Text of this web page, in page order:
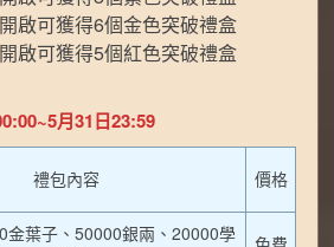
啟可獲得6個金色突破禮盒
啟可獲得5個紅色突破禮盒
月31日23:59
禮包內容 價格
金葉子、50000銀兩、20000學